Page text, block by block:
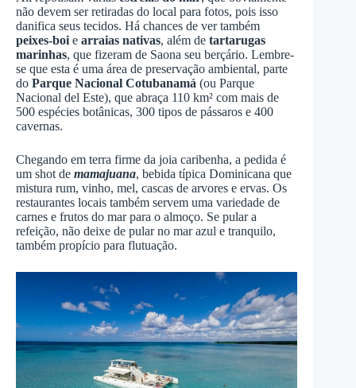
não devem ser retiradas do local para fotos, pois isso
danifica seus tecidos. Há chances de ver também
peixes-boi e arraias nativas, além de tartarugas
marinhas, que fizeram de Saona seu berçário. Lembre-
se que esta é uma área de preservação ambiental, parte
do Parque Nacional Cotubanamá (ou Parque
Nacional del Este), que abraça 110 km² com mais de
500 espécies botânicas, 300 tipos de pássaros e 400
cavernas.
Chegando em terra firme da joia caribenha, a pedida é
um shot de mamajuana, bebida típica Dominicana que
mistura rum, vinho, mel, cascas de arvores e ervas. Os
restaurantes locais também servem uma variedade de
carnes e frutos do mar para o almoço. Se pular a
refeição, não deixe de pular no mar azul e tranquilo,
também propício para flutuação.